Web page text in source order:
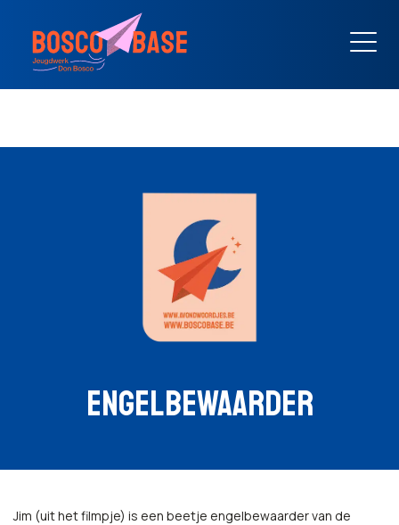
ENGELBEWAARDER
Jim (uit het filmpje) is een beetje engelbewaarder van de